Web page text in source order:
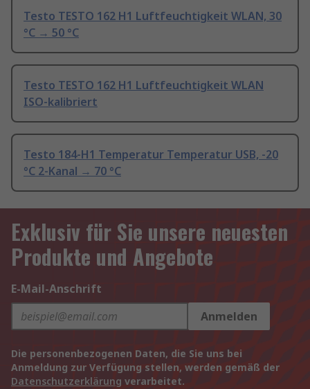
Testo TESTO 162 H1 Luftfeuchtigkeit WLAN, 30
°C → 50 °C
Testo TESTO 162 H1 Luftfeuchtigkeit WLAN
ISO-kalibriert
Testo 184-H1 Temperatur Temperatur USB, -20
°C 2-Kanal → 70 °C
Exklusiv für Sie unsere neuesten
Produkte und Angebote
E-Mail-Anschrift
Anmelden
Die personenbezogenen Daten, die Sie uns bei
Anmeldung zur Verfügung stellen, werden gemäß der
Datenschutzerklärung verarbeitet.